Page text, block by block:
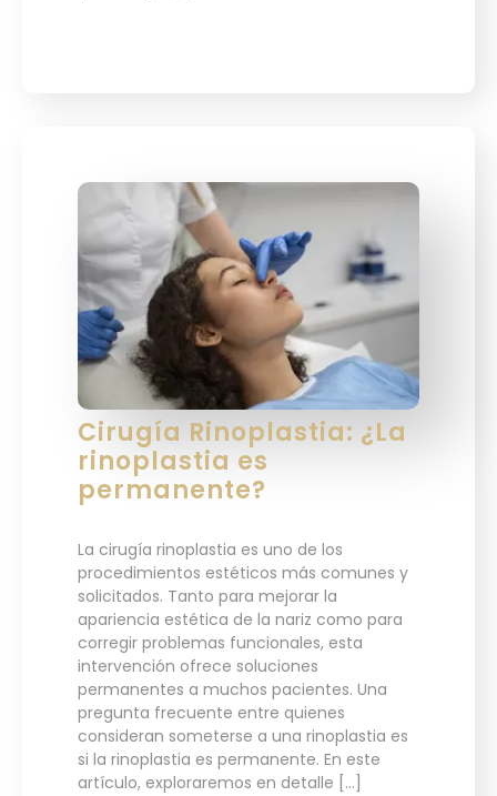
Cirugía Rinoplastia: ¿La
rinoplastia es
permanente?
La cirugía rinoplastia es uno de los
procedimientos estéticos más comunes y
solicitados. Tanto para mejorar la
apariencia estética de la nariz como para
corregir problemas funcionales, esta
intervención ofrece soluciones
permanentes a muchos pacientes. Una
pregunta frecuente entre quienes
consideran someterse a una rinoplastia es
si la rinoplastia es permanente. En este
artículo, exploraremos en detalle […]